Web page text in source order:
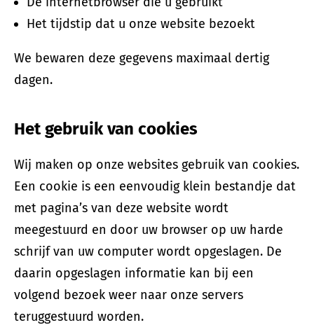
Het tijdstip dat u onze website bezoekt
We bewaren deze gegevens maximaal dertig
dagen.
Het gebruik van cookies
Wij maken op onze websites gebruik van cookies.
Een cookie is een eenvoudig klein bestandje dat
met pagina’s van deze website wordt
meegestuurd en door uw browser op uw harde
schrijf van uw computer wordt opgeslagen. De
daarin opgeslagen informatie kan bij een
volgend bezoek weer naar onze servers
teruggestuurd worden.